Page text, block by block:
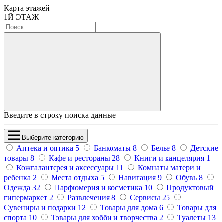
Карта этажей
1Й ЭТАЖ
Введите в строку поиска данные
Выберите категорию
Аптека и оптика 5 Банкоматы 8 Белье 8
Детские
товары 8 Кафе и рестораны 28 Книги и канцелярия 1
Кожгалантерея и аксессуары 11
Комнаты матери и
ребенка 2 Места отдыха 5 Навигация 9 Обувь 8
Одежда 32 Парфюмерия и косметика 10
Продуктовый
гипермаркет 2 Развлечения 8 Сервисы 25
Сувениры и подарки 12 Товары для дома 6
Товары для
спорта 10 Товары для хобби и творчества 2 Туалеты 13